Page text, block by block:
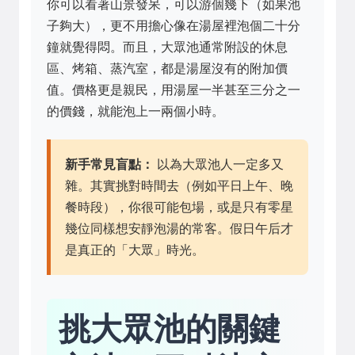
你可以看著山景發呆，可以游個幾下（如果池
子夠大），更不用擔心像在湯屋裡泡個二十分
鐘就覺得悶。而且，大眾池通常附設的休息
區、烤箱、蒸汽室，都是湯屋沒有的附加價
值。價格更是親民，用湯屋一半甚至三分之一
的價錢，就能泡上一兩個小時。
新手常見盲點：
以為大眾池人一定多又
雜。其實挑對時間去（例如平日上午、晚
餐時段），你很可能包場，或是只有零星
幾位同樣想安靜泡湯的常客。假日午后才
是真正的「大眾」時光。
挑大眾池的關鍵